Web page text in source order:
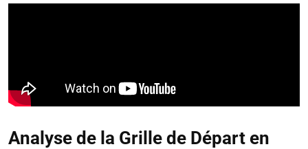
Analyse de la Grille de Départ en